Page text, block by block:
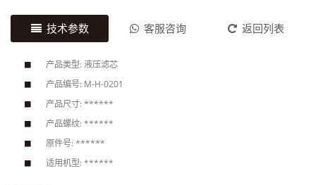
技术参数 客服咨询 返回列表
产品类型: 液压滤芯
产品编号: M-H-0201
产品尺寸: ******
产品螺纹: ******
原件号: ******
适用机型: ******